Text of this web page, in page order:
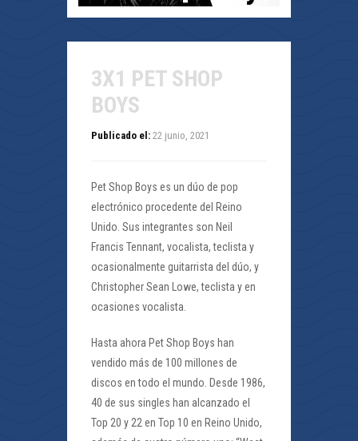
3X1 PET SHOP
BOYS
Publicado el: 22 junio, 2021
Pet Shop Boys es un dúo de pop
electrónico procedente del Reino
Unido. Sus integrantes son Neil
Francis Tennant, vocalista, teclista y
ocasionalmente guitarrista del dúo, y
Christopher Sean Lowe, teclista y en
ocasiones vocalista.
Hasta ahora Pet Shop Boys han
vendido más de 100 millones de
discos en todo el mundo. Desde 1986,
40 de sus singles han alcanzado el
Top 20 y 22 en Top 10 en Reino Unido,